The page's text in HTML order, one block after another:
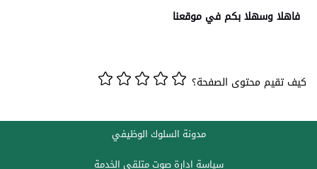
فاهلا وسهلا بكم في موقعنا
كيف تقيم محتوى الصفحة؟
مدونة السلوك الوظيفي
سياسة ادارة صوت متلقي الخدمة